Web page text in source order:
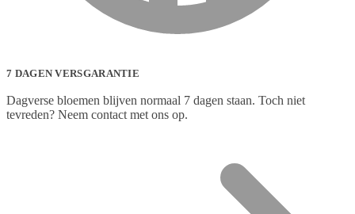
7 DAGEN VERSGARANTIE
Dagverse bloemen blijven normaal 7 dagen staan. Toch niet
tevreden? Neem contact met ons op.